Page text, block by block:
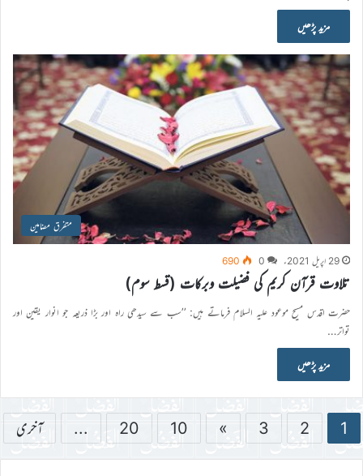
مزید پڑھیں
متفرق مضامین
29 اپریل 2021ء 0
690
تلاوت قرآن کریم کی فضیلت وبرکات (قسط سوم)
حضرت اقدس مسیح موعود علیہ السلام فرماتے ہیں: ’’سب سے سیدھی راہ اور بڑا ذریعہ جو انوار یقین اور
تواتر…
مزید پڑھیں
1
2
3
»
10
20
... آخری